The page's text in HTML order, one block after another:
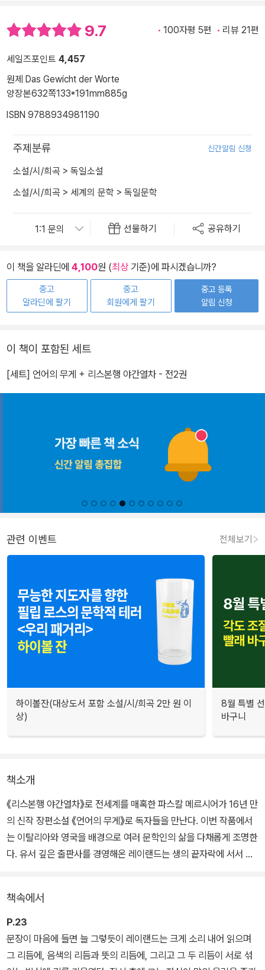
9.7 100자평 5편 리뷰 21편
세일즈포인트 4,457
원제 Das Gewicht der Worte
양장본632쪽133*191mm885g
ISBN 9788934981190
주제분류 신간알림 신청
소설/시/희곡 > 독일소설
소설/시/희곡 > 세계의 문학 > 독일문학
선물하기 공유하기
이 책을 알라딘에 4,100원 (최상기준)에 파시겠습니까?
중고
알라딘에 팔기
중고
회원에게 팔기
중고 등록
알림 신청
이 책이 포함된 세트
[세트] 언어의 무게 + 리스본행 야간열차 - 전2권
관련 이벤트 전체보기
하이볼잔(대상도서 포함 소설/시/희곡 2만 원 이
상)
8월 특별
바구니
책소개
《리스본행 야간열차》로 전세계를 매혹한 파스칼 메르시어가 16년 만
의 신작 장편소설 《언어의 무게》로 독자들을 만난다. 이번 작품에서
는 이탈리아와 영국을 배경으로 여러 문학인의 삶을 다채롭게 조명한
다. 유서 깊은 출판사를 경영해온 레이랜드는 생의 끝자락에 서서 자
을 돌아보며 레이랜드는 그동안 외면해온 창작을 향한 열망을 정면으
로 마주한다.
이야기는 런던의 저택에서 시작한다. 시한부 판정으로 좌절했던 레이
책속에서
P.23
문장이 마음에 들면 늘 그렇듯이 레이랜드는 크게 소리 내어 읽으며
그 리듬에, 음색의 리듬과 뜻의 리듬에, 그리고 그 두 리듬이 서로 섞